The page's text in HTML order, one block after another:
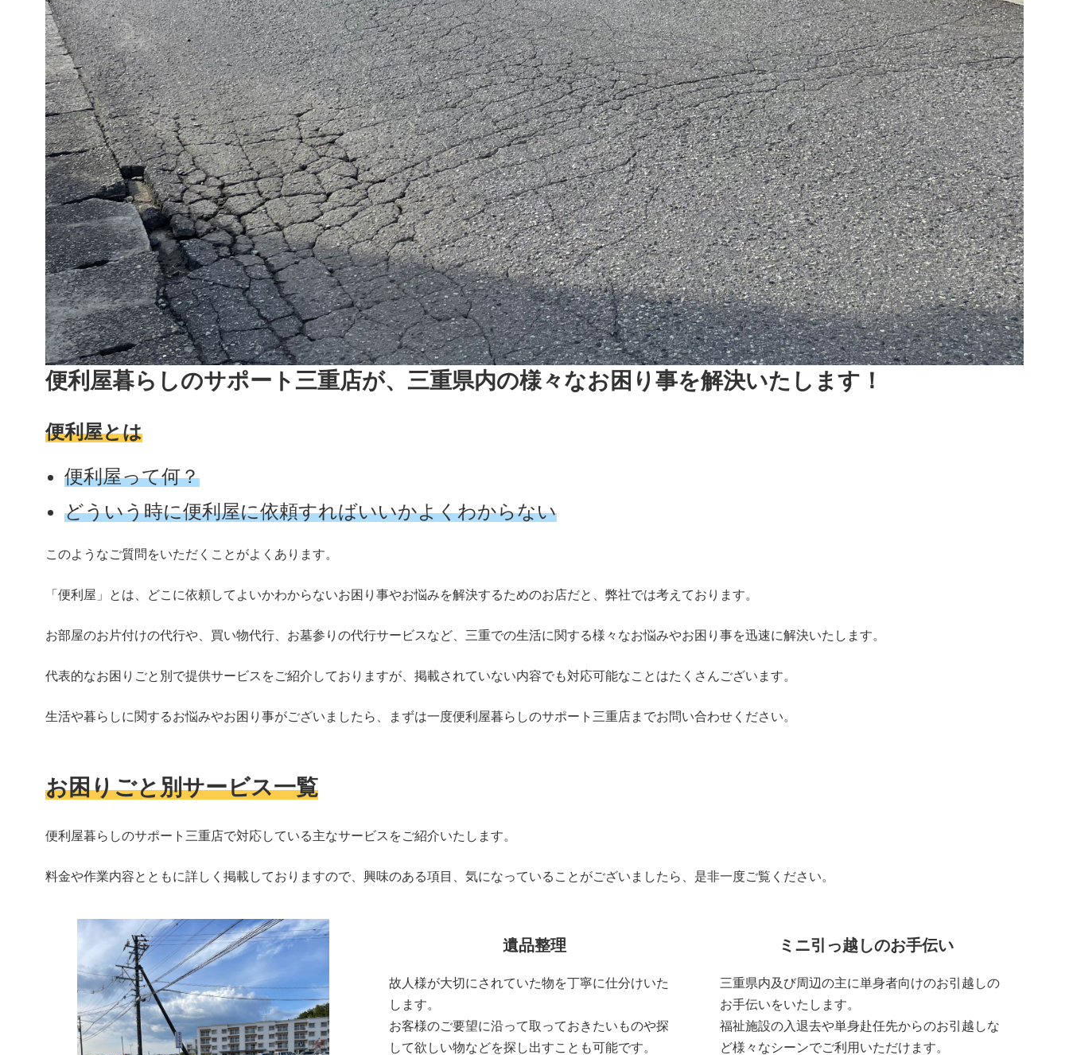
便利屋暮らしのサポート三重店が、三重県内の様々なお困り事を解決いたします！
便利屋とは
便利屋って何？
どういう時に便利屋に依頼すればいいかよくわからない
このようなご質問をいただくことがよくあります。
「便利屋」とは、どこに依頼してよいかわからないお困り事やお悩みを解決するためのお店だと、弊社では考えております。
お部屋のお片付けの代行や、買い物代行、お墓参りの代行サービスなど、三重での生活に関する様々なお悩みやお困り事を迅速に解決いたします。
代表的なお困りごと別で提供サービスをご紹介しておりますが、掲載されていない内容でも対応可能なことはたくさんございます。
生活や暮らしに関するお悩みやお困り事がございましたら、まずは一度便利屋暮らしのサポート三重店までお問い合わせください。
お困りごと別サービス一覧
便利屋暮らしのサポート三重店で対応している主なサービスをご紹介いたします。
料金や作業内容とともに詳しく掲載しておりますので、興味のある項目、気になっていることがございましたら、是非一度ご覧ください。
遺品整理
故人様が大切にされていた物を丁寧に仕分けいた
します。
お客様のご要望に沿って取っておきたいものや探
して欲しい物などを探し出すことも可能です。
ミニ引っ越しのお手伝い
三重県内及び周辺の主に単身者向けのお引越しの
お手伝いをいたします。
福祉施設の入退去や単身赴任先からのお引越しな
ど様々なシーンでご利用いただけます。